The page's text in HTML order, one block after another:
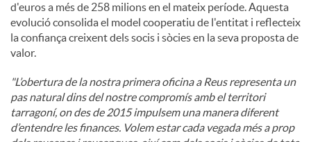
d'euros a més de 258 milions en el mateix període. Aquesta
evolució consolida el model cooperatiu de l'entitat i reflecteix
la confiança creixent dels socis i sòcies en la seva proposta de
valor.
"L’obertura de la nostra primera oficina a Reus representa un
pas natural dins del nostre compromís amb el territori
tarragoní, on des de 2015 impulsem una manera diferent
d’entendre les finances. Volem estar cada vegada més a prop